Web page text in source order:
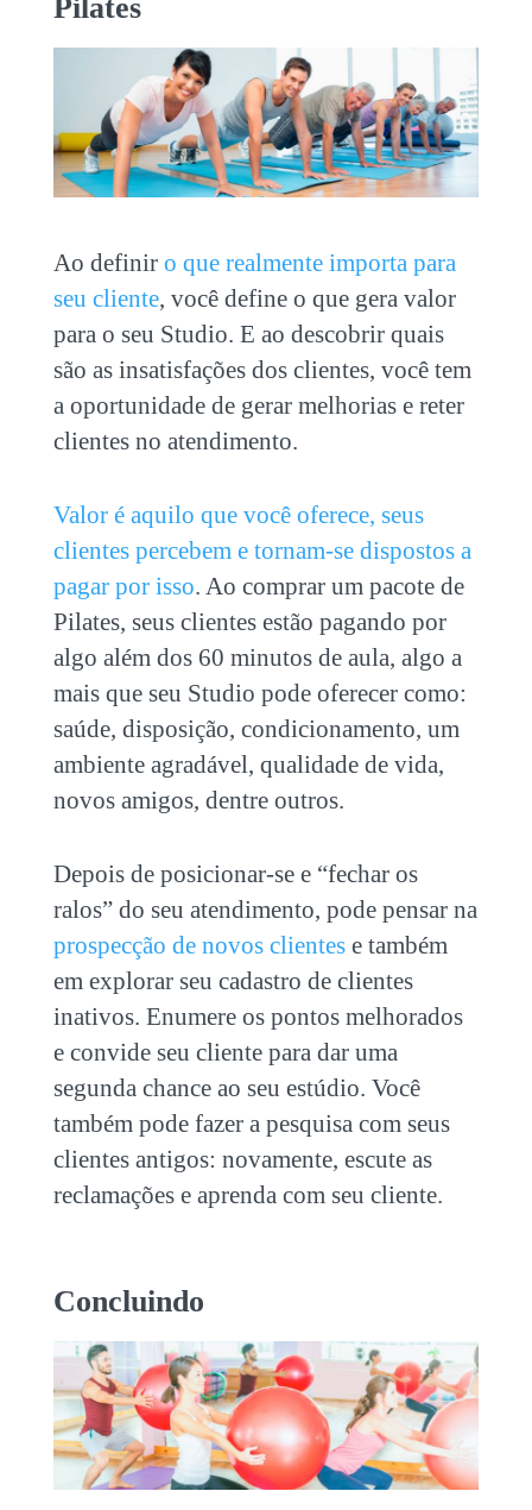
Pilates
Ao definir o que realmente importa para
seu cliente, você define o que gera valor
para o seu Studio. E ao descobrir quais
são as insatisfações dos clientes, você tem
a oportunidade de gerar melhorias e reter
clientes no atendimento.
Valor é aquilo que você oferece, seus
clientes percebem e tornam-se dispostos a
pagar por isso. Ao comprar um pacote de
Pilates, seus clientes estão pagando por
algo além dos 60 minutos de aula, algo a
mais que seu Studio pode oferecer como:
saúde, disposição, condicionamento, um
ambiente agradável, qualidade de vida,
novos amigos, dentre outros.
Depois de posicionar-se e “fechar os
ralos” do seu atendimento, pode pensar na
prospecção de novos clientese também
em explorar seu cadastro de clientes
inativos. Enumere os pontos melhorados
e convide seu cliente para dar uma
segunda chance ao seu estúdio. Você
também pode fazer a pesquisa com seus
clientes antigos: novamente, escute as
reclamações e aprenda com seu cliente.
Concluindo